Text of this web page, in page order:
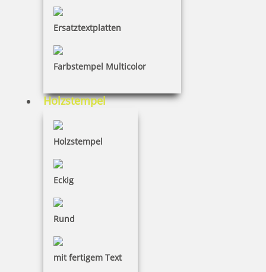
Ersatztextplatten
Farbstempel Multicolor
Holzstempel
Holzstempel
Eckig
Rund
mit fertigem Text
Colop Printer Arztstempel m. individuellem Text 6-zeilig
35,55 €